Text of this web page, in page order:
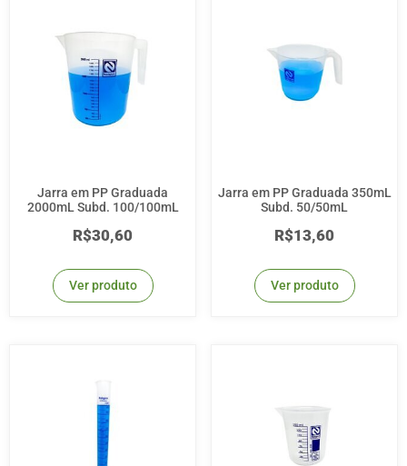
Jarra em PP Graduada
2000mL Subd. 100/100mL
R$30,60
Ver produto
Jarra em PP Graduada 350mL
Subd. 50/50mL
R$13,60
Ver produto